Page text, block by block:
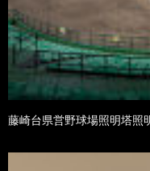
藤崎台県営野球場照明塔照